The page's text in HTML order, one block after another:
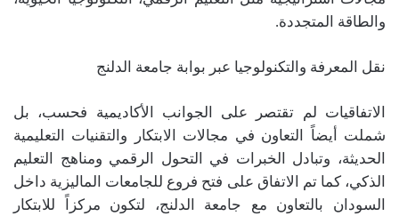
والطاقة المتجددة.
نقل المعرفة والتكنولوجيا عبر بوابة جامعة الدلنج
الاتفاقيات لم تقتصر على الجوانب الأكاديمية فحسب، بل
شملت أيضاً التعاون في مجالات الابتكار والتقنيات التعليمية
الحديثة، وتبادل الخبرات في التحول الرقمي ومناهج التعليم
الذكي، كما تم الاتفاق على فتح فروع للجامعات الماليزية داخل
السودان بالتعاون مع جامعة الدلنج، لتكون مركزاً للابتكار